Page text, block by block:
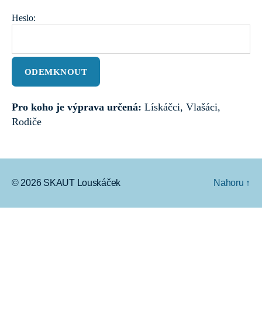
Heslo:
Pro koho je výprava určená: Lískáčci, Vlašáci,
Rodiče
© 2026 SKAUT Louskáček Nahoru ↑